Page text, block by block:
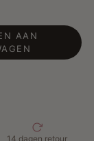
haar en
glanzend
geur
AAN
14 dagen retour